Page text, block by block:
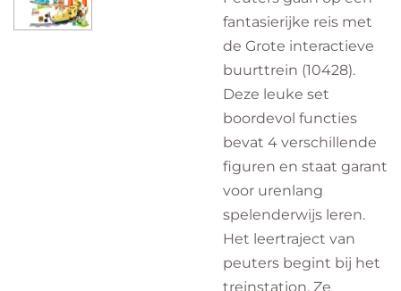
fantasierijke reis met
de Grote interactieve
buurttrein (10428).
Deze leuke set
boordevol functies
bevat 4 verschillende
figuren en staat garant
voor urenlang
spelenderwijs leren.
Het leertraject van
peuters begint bij het
treinstation. Ze